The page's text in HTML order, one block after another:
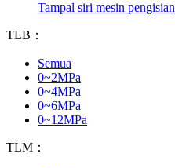
Tampal siri mesin pengisian
TLB：
Semua
0~2MPa
0~4MPa
0~6MPa
0~12MPa
TLM：